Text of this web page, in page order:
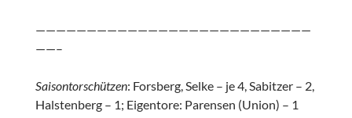
———————————————————————————
——–
Saisontorschützen: Forsberg, Selke – je 4, Sabitzer – 2,
Halstenberg – 1; Eigentore: Parensen (Union) – 1